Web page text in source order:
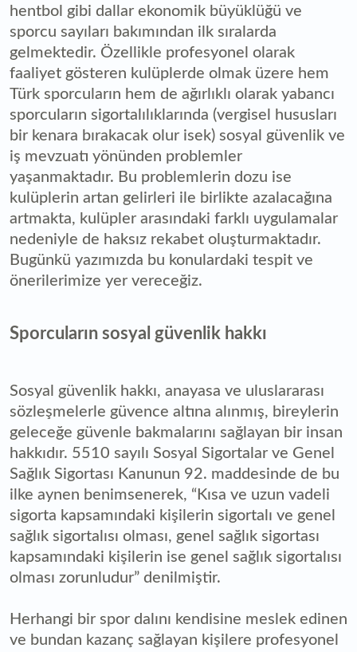
hentbol gibi dallar ekonomik büyüklüğü ve
sporcu sayıları bakımından ilk sıralarda
gelmektedir. Özellikle profesyonel olarak
faaliyet gösteren kulüplerde olmak üzere hem
Türk sporcuların hem de ağırlıklı olarak yabancı
sporcuların sigortalılıklarında (vergisel hususları
bir kenara bırakacak olur isek) sosyal güvenlik ve
iş mevzuatı yönünden problemler
yaşanmaktadır. Bu problemlerin dozu ise
kulüplerin artan gelirleri ile birlikte azalacağına
artmakta, kulüpler arasındaki farklı uygulamalar
nedeniyle de haksız rekabet oluşturmaktadır.
Bugünkü yazımızda bu konulardaki tespit ve
önerilerimize yer vereceğiz.
Sporcuların sosyal güvenlik hakkı
Sosyal güvenlik hakkı, anayasa ve uluslararası
sözleşmelerle güvence altına alınmış, bireylerin
geleceğe güvenle bakmalarını sağlayan bir insan
hakkıdır. 5510 sayılı Sosyal Sigortalar ve Genel
Sağlık Sigortası Kanunun 92. maddesinde de bu
ilke aynen benimsenerek, “Kısa ve uzun vadeli
sigorta kapsamındaki kişilerin sigortalı ve genel
sağlık sigortalısı olması, genel sağlık sigortası
kapsamındaki kişilerin ise genel sağlık sigortalısı
olması zorunludur” denilmiştir.
Herhangi bir spor dalını kendisine meslek edinen
ve bundan kazanç sağlayan kişilere profesyonel